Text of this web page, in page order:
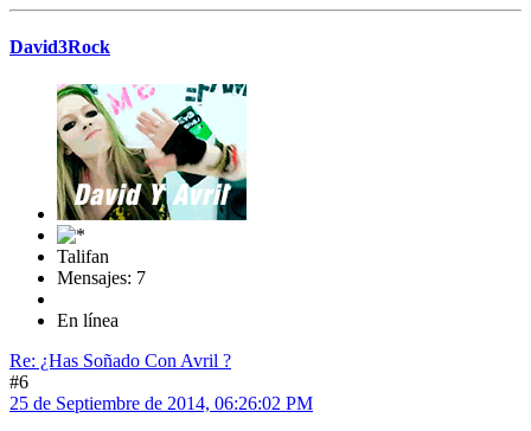
David3Rock
Talifan
Mensajes: 7
En línea
Re: ¿Has Soñado Con Avril ?
#6
25 de Septiembre de 2014, 06:26:02 PM